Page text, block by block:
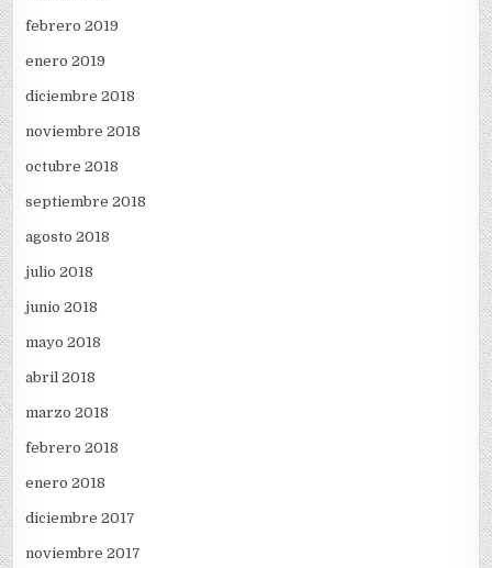
febrero 2019
enero 2019
diciembre 2018
noviembre 2018
octubre 2018
septiembre 2018
agosto 2018
julio 2018
junio 2018
mayo 2018
abril 2018
marzo 2018
febrero 2018
enero 2018
diciembre 2017
noviembre 2017